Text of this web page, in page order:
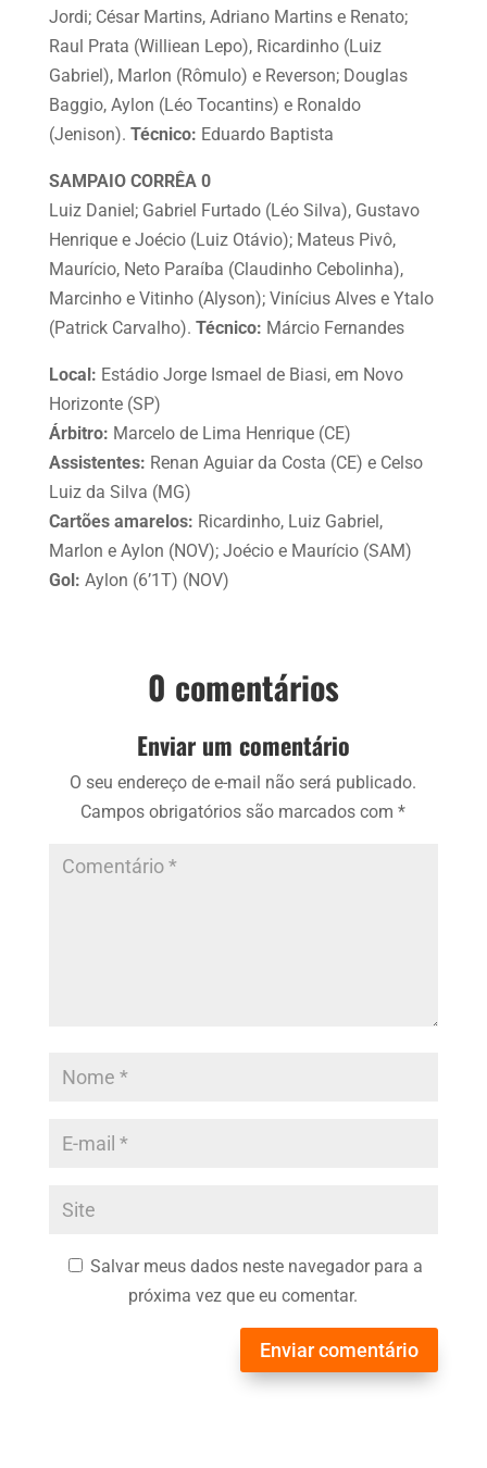
Jordi; César Martins, Adriano Martins e Renato;
Raul Prata (Williean Lepo), Ricardinho (Luiz
Gabriel), Marlon (Rômulo) e Reverson; Douglas
Baggio, Aylon (Léo Tocantins) e Ronaldo
(Jenison). Técnico: Eduardo Baptista
SAMPAIO CORRÊA 0
Luiz Daniel; Gabriel Furtado (Léo Silva), Gustavo
Henrique e Joécio (Luiz Otávio); Mateus Pivô,
Maurício, Neto Paraíba (Claudinho Cebolinha),
Marcinho e Vitinho (Alyson); Vinícius Alves e Ytalo
(Patrick Carvalho). Técnico: Márcio Fernandes
Local: Estádio Jorge Ismael de Biasi, em Novo
Horizonte (SP)
Árbitro: Marcelo de Lima Henrique (CE)
Assistentes: Renan Aguiar da Costa (CE) e Celso
Luiz da Silva (MG)
Cartões amarelos: Ricardinho, Luiz Gabriel,
Marlon e Aylon (NOV); Joécio e Maurício (SAM)
Gol: Aylon (6’1T) (NOV)
0 comentários
Enviar um comentário
O seu endereço de e-mail não será publicado.
Campos obrigatórios são marcados com*
Salvar meus dados neste navegador para a
próxima vez que eu comentar.
Enviar comentário